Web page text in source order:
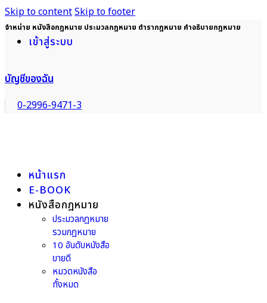
Skip to contentSkip to footer
จำหน่าย หนังสือกฎหมาย ประมวลกฎหมาย ตำรากฎหมาย คำอธิบายกฎหมาย
เข้าสู่ระบบ
บัญชีของฉัน
0-2996-9471-3
หน้าแรก
E-BOOK
หนังสือกฎหมาย
ประมวลกฎหมาย
รวมกฎหมาย
10 อันดับหนังสือ
ขายดี
หมวดหนังสือ
ทั้งหมด